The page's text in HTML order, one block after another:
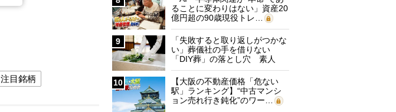
注目銘柄
ることに変わりはない」資産20
億円超の90歳現役トレ…
9
「失敗すると取り返しがつかな
い」葬儀社の手を借りない
「DIY葬」の落とし穴 素人
に…
10
【大阪の不動産価格「危ない
駅」ランキング】“中古マンシ
ョン売れ行き鈍化”のワー…